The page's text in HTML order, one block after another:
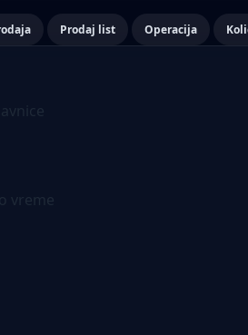
Prodaj list Operacija
vreme